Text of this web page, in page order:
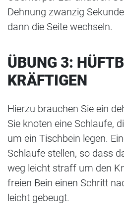
Dehnung zwanzig
dann die Seite wechseln.
ÜBUNG 3:
KRÄFTIGEN
Hierzu brauchen Sie ein
Sie knoten eine Schlaufe,
um ein Tischbein legen.
Schlaufe stellen, so dass
weg leicht straff um den
freien Bein einen Schritt
leicht gebeugt.